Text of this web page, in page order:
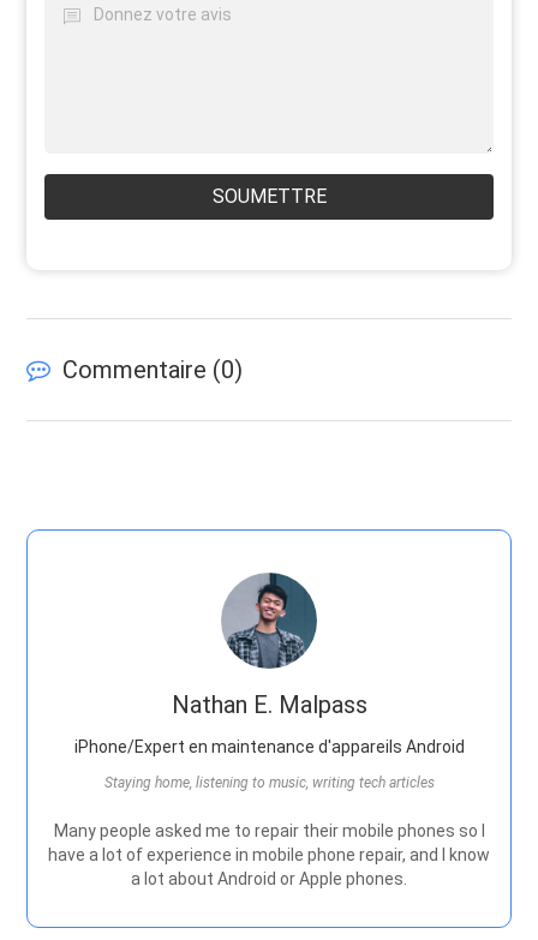
SOUMETTRE
Commentaire (0)
Nathan E. Malpass
iPhone/Expert en maintenance d'appareils Android
Staying home, listening to music, writing tech articles
Many people asked me to repair their mobile phones so I
have a lot of experience in mobile phone repair, and I know
a lot about Android or Apple phones.